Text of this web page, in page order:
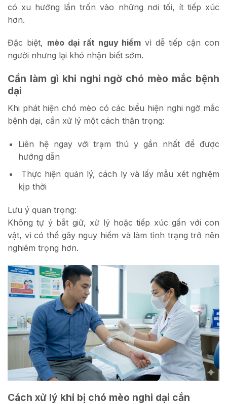
có xu hướng lẩn trốn vào những nơi tối, ít tiếp xúc
hơn.
Đặc biệt, mèo dại rất nguy hiểm vì dễ tiếp cận con
người nhưng lại khó nhận biết sớm.
Cần làm gì khi nghi ngờ chó mèo mắc bệnh
dại
Khi phát hiện chó mèo có các biểu hiện nghi ngờ mắc
bệnh dại, cần xử lý một cách thận trọng:
Liên hệ ngay với trạm thú y gần nhất để được
hướng dẫn
Thực hiện quản lý, cách ly và lấy mẫu xét nghiệm
kịp thời
Lưu ý quan trọng:
Không tự ý bắt giữ, xử lý hoặc tiếp xúc gần với con
vật, vì có thể gây nguy hiểm và làm tình trạng trở nên
nghiêm trọng hơn.
Cách xử lý khi bị chó mèo nghi dại cắn